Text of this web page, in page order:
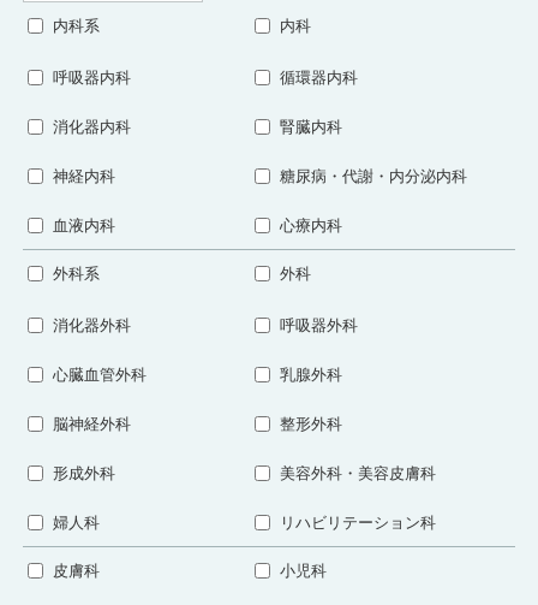
内科系 内科
呼吸器内科 循環器内科
消化器内科 腎臓内科
神経内科 糖尿病・代謝・内分泌内科
血液内科 心療内科
外科系 外科
消化器外科 呼吸器外科
心臓血管外科 乳腺外科
脳神経外科 整形外科
形成外科 美容外科・美容皮膚科
婦人科 リハビリテーション科
皮膚科 小児科